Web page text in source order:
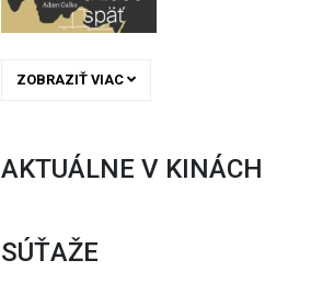
ZOBRAZIŤ VIAC
AKTUÁLNE V KINÁCH
SÚŤAŽE